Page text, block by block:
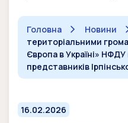
Головна Новини
територіальними
Європа в Україні»
представників
16.02.2026